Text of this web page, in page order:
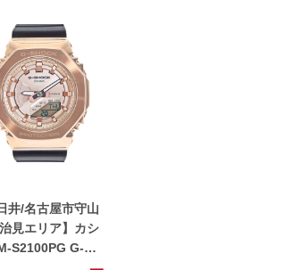
井/名古屋市守山
見エリア】カシ